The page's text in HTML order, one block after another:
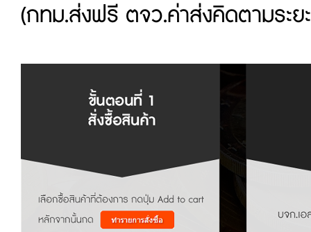
(กทม.ส่งฟรี ตจว.ค่าส่งคิดตามระย